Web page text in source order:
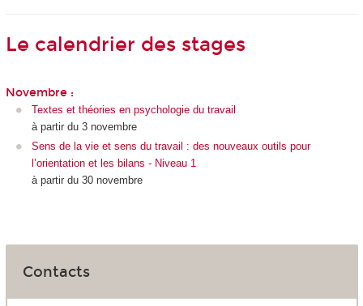
Le calendrier des stages
Novembre :
Textes et théories en psychologie du travail
à partir du 3 novembre
Sens de la vie et sens du travail : des nouveaux outils pour
l’orientation et les bilans - Niveau 1
à partir du 30 novembre
Contacts